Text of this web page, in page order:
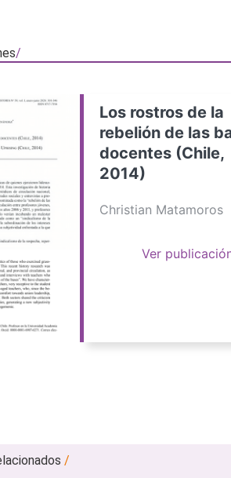
/
Los rostros de la
rebelión de las
docentes (Chile,
2014)
Christian Matamoros
Ver
/